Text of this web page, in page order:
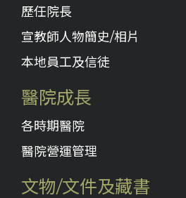
歷任院長
宣教師人物簡史/相片
本地員工及信徒
醫院成長
各時期醫院
醫院營運管理
文物/文件及藏書